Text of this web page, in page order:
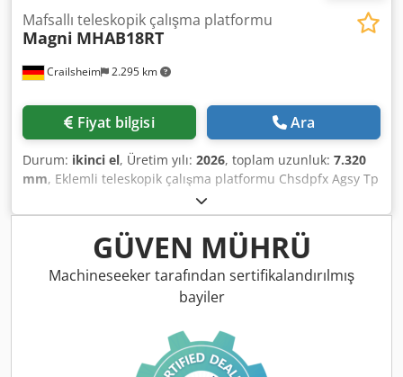
Crailsheim 2.295 km
Mafsallı teleskopik çalışma platformu
Magni MHAB18RT
Fiyat bilgisi Ara
Durum: ikinci el, Üretim yılı: 2026, toplam uzunluk: 7.320
mm, Eklemli teleskopik çalışma platformu Chsdpfx Agsy Tp
Nbjkja Magni MHAB18RT Tahrik Dizel Üretim yılı 2026
Çalışma yüksekliği (mm) 18.110
GÜVEN MÜHRÜ
Machineseeker tarafından sertifikalandırılmış
bayiler